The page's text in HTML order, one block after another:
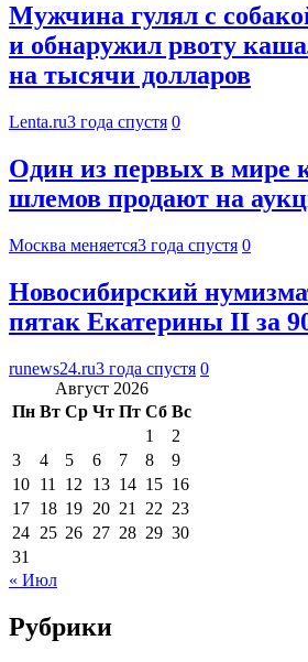
Мужчина гулял с
и обнаружил рвоту
на тысячи долларов
Lenta.ru3 года спустя 0
Один из первых в мире
шлемов продают на
Москва меняется3 года спустя 0
Новосибирский
пятак Екатерины II за
runews24.ru3 года спустя 0
Август 2026
Пн Вт Ср Чт Пт Сб Вс
1
2
3
4 5 6 7 8
9
10 11 12 13 14 15 16
17 18 19 20 21 22 23
24 25 26 27 28 29 30
31
« Июл
Рубрики